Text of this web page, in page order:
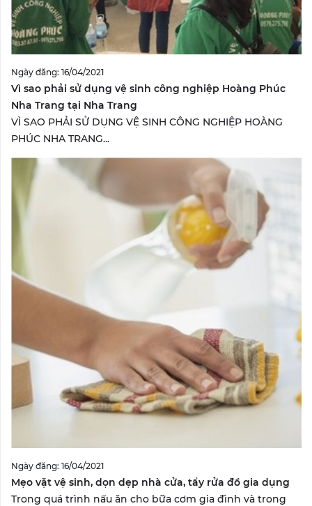
Ngày đăng: 16/04/2021
Vì sao phải sử dụng vệ sinh công nghiệp Hoàng Phúc
Nha Trang tại Nha Trang
VÌ SAO PHẢI SỬ DỤNG VỆ SINH CÔNG NGHIỆP HOÀNG
PHÚC NHA TRANG...
Ngày đăng: 16/04/2021
Mẹo vặt vệ sinh, dọn dẹp nhà cửa, tẩy rửa đồ gia dụng
Trong quá trình nấu ăn cho bữa cơm gia đình và trong